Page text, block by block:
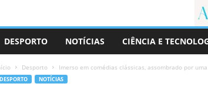
DESPORTO NOTÍCIAS CIÊNCIA E
Desporto Imerso em comédias clássicas, assombrado por
DESPORTO NOTÍCIAS